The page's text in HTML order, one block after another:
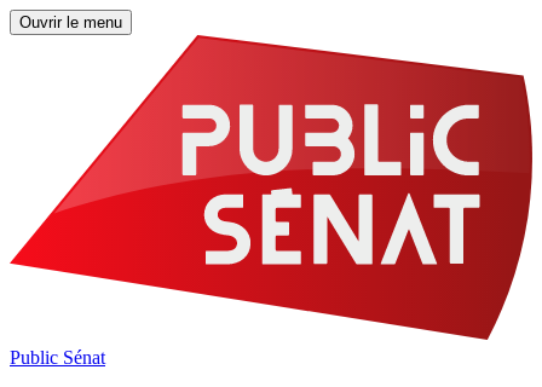
Ouvrir le menu
Public Sénat